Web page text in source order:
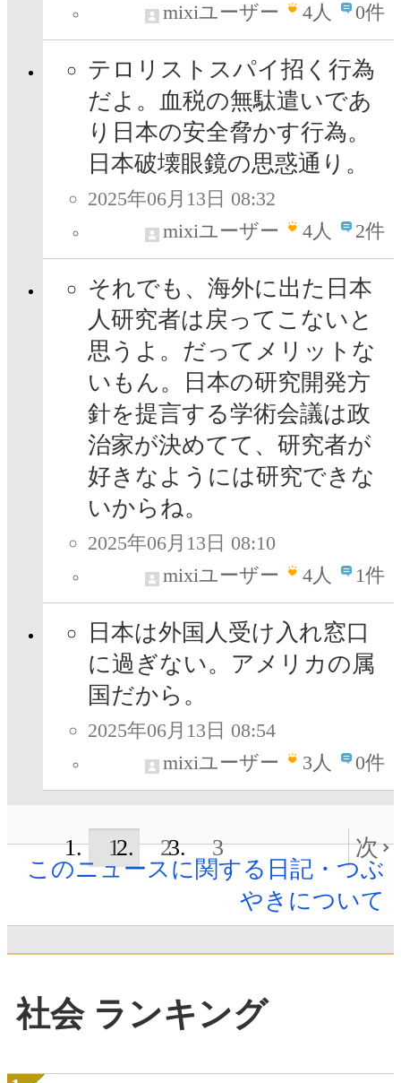
mixiユーザー
4人 0件
テロリストスパイ招く行為
だよ。血税の無駄遣いであ
り日本の安全脅かす行為。
日本破壊眼鏡の思惑通り。
2025年06月13日 08:32
mixiユーザー
4人 2件
それでも、海外に出た日本
人研究者は戻ってこないと
思うよ。だってメリットな
いもん。日本の研究開発方
針を提言する学術会議は政
治家が決めてて、研究者が
好きなようには研究できな
いからね。
2025年06月13日 08:10
mixiユーザー
4人 1件
日本は外国人受け入れ窓口
に過ぎない。アメリカの属
国だから。
2025年06月13日 08:54
mixiユーザー
3人 0件
1 2 3
次
このニュースに関する日記・つぶ
やきについて
社会 ランキング